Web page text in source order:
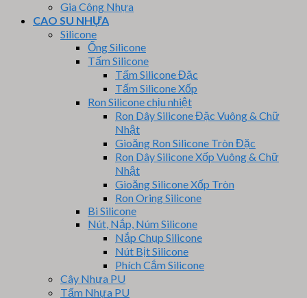
Gia Công Nhựa
CAO SU NHỰA
Silicone
Ống Silicone
Tấm Silicone
Tấm Silicone Đặc
Tấm Silicone Xốp
Ron Silicone chịu nhiệt
Ron Dây Silicone Đặc Vuông & Chữ
Nhật
Gioăng Ron Silicone Tròn Đặc
Ron Dây Silicone Xốp Vuông & Chữ
Nhật
Gioăng Silicone Xốp Tròn
Ron Oring Silicone
Bi Silicone
Nút, Nắp, Núm Silicone
Nắp Chụp Silicone
Nút Bịt Silicone
Phích Cắm Silicone
Cây Nhựa PU
Tấm Nhựa PU